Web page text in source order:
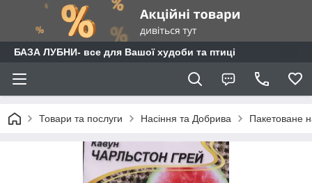
БАЗА ЛУБНИ- все для Вашої худоби та птиці
Товари та послуги Насіння та Добрива Пакетоване